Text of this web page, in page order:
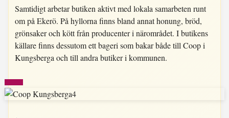
Samtidigt arbetar butiken aktivt med lokala samarbeten runt
om på Ekerö. På hyllorna finns bland annat honung, bröd,
grönsaker och kött från producenter i närområdet. I butikens
källare finns dessutom ett bageri som bakar både till Coop i
Kungsberga och till andra butiker i kommunen.